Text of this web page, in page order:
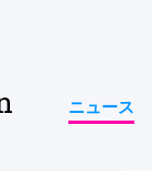
ニュース